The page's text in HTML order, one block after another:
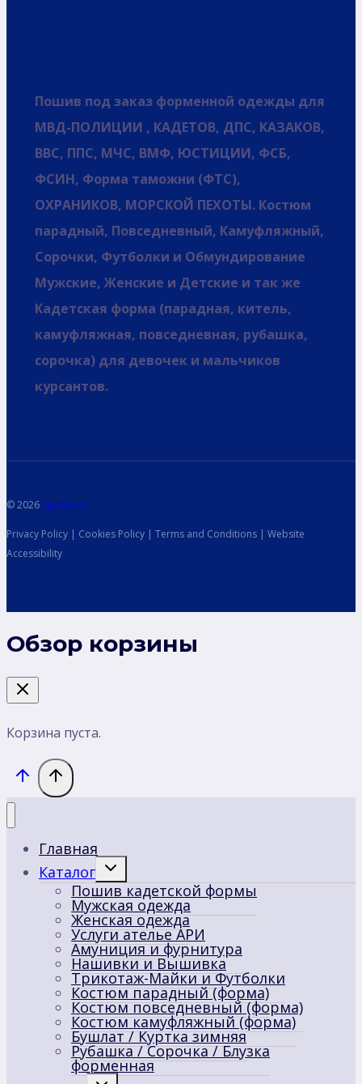
Пошив под заказ форменной одежды для
МВД-ПОЛИЦИИ , КАДЕТОВ, ДПС, КАЗАКОВ,
ВВС, ППС, МЧС, ВМФ, ЮСТИЦИИ, ФСБ,
ФСИН, Форма таможни (ФТС),
ОХРАНИКОВ, МОРСКОЙ ПЕХОТЫ. Костюм
парадный, Повседневный, Камуфляжный,
Сорочки, Футболки и Обмундирование
Мужские, Женские и Детские и так же
Кадетская форма (парадная, китель,
камуфляжная, повседневная, рубашка,
сорочка) для девочек и мальчиков
курсантов.
© 2026 spetsvoin
Privacy Policy | Cookies Policy | Terms and Conditions | Website
Accessibility
Обзор корзины
Корзина пуста.
Главная
Каталог
Переключить
меню
Пошив кадетской формы
Мужская одежда
Женская одежда
Услуги ателье АРИ
Амуниция и фурнитура
Нашивки и Вышивка
Трикотаж-Майки и Футболки
Костюм парадный (форма)
Костюм повседневный (форма)
Костюм камуфляжный (форма)
Бушлат / Куртка зимняя
Рубашка / Сорочка / Блузка
форменная
Переключить